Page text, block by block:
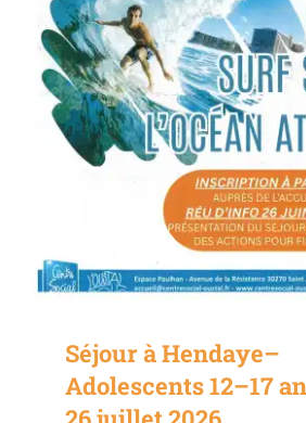
Séjour à Hendaye–
Adolescents 12–17